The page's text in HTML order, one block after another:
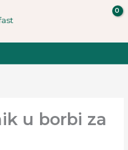
u borbi za